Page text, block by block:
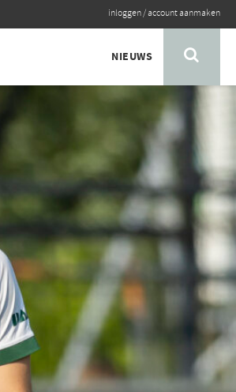
inloggen/account aanmaken
NIEUWS